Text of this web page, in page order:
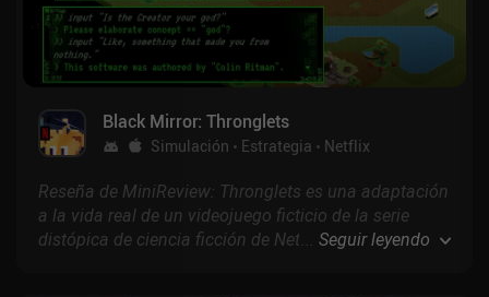
Black Mirror: Thronglets
Simulación Estrategia Netflix
Reseña de MiniReview: Thronglets es una adaptación
a la vida real de un videojuego ficticio de la serie
distópica de ciencia ficción de Netflix "Black Mirror".
... Seguir leyendo